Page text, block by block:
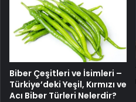
Biber Çeşitleri ve İsimleri –
Türkiye’deki Yeşil, Kırmızı ve
Acı Biber Türleri Nelerdir?